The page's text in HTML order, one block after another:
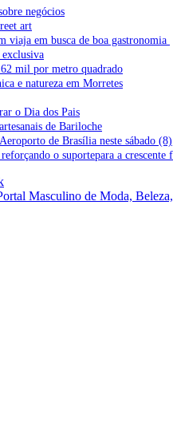
negócios
art
viaja em busca de boa gastronomia
mil por metro quadrado
e natureza em Morretes
o Dia dos Pais
de Bariloche
de Brasília neste sábado (8)
o suportepara a